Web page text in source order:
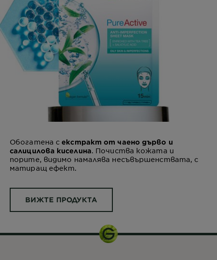
Обогатена секстракт от чаено дърво и
салицилова киселинa. Почиства кожата и
порите, видимо намалява несъвършенствата, с
матиращ ефект.
ВИЖТЕ ПРОДУКТА